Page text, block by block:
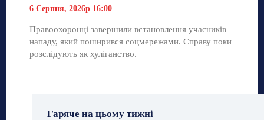
6 Серпня, 2026р 16:00
Правоохоронці завершили встановлення учасників
нападу, який поширився соцмережами. Справу поки
розслідують як хуліганство.
Гаряче на цьому тижні